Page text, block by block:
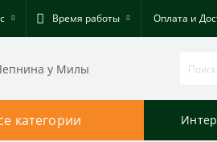
Время работы Оплата и
категории